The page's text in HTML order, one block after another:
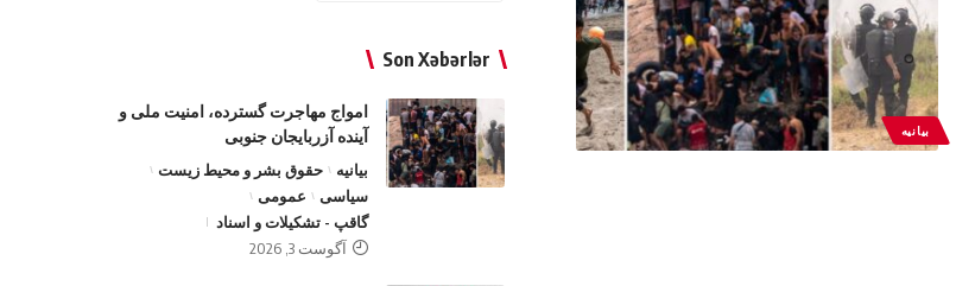
بیانیه
Son Xəbərlər
امواج‌ مهاجرت گسترده، امنیت ملی و
آینده آزربایجان جنوبی
بیانیه
حقوق بشر و محیط زیست
سیاسی
عمومی
گاقپ - تشکیلات و اسناد
آگوست 3, 2026